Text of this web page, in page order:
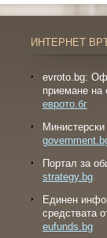
ИНТЕРНЕТ
evroto.bg:
приемане на
еврото.бг
Портал за
strategy.bg
Eдинен
средствата
eufunds.bg